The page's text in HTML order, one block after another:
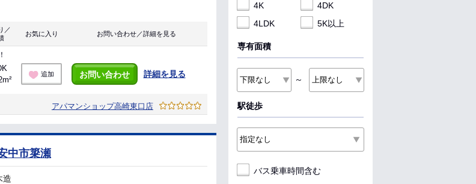
／
お気に入り お問い合わせ／詳細を見る
追加 お問い合わせ 詳細を見る
アパマンショップ高崎東口店
中市簗瀬
造
4K
4DK
4LDK
5K以上
専有面積
～
駅徒歩
バス乗車時間含む